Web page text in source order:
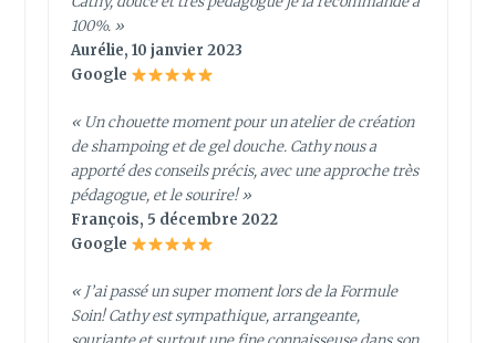
100%. »
Aurélie, 10 janvier 2023
Google
« Un chouette moment pour un atelier de création
de shampoing et de gel douche. Cathy nous a
apporté des conseils précis, avec une approche très
pédagogue, et le sourire! »
François, 5 décembre 2022
Google
« J’ai passé un super moment lors de la Formule
Soin! Cathy est sympathique, arrangeante,